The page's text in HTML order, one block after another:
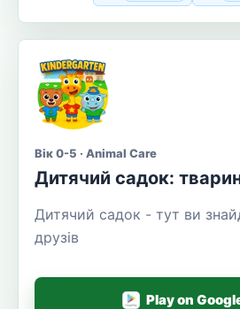
Вік 0-5 · Animal Care
Дитячий садок:
Дитячий садок - тут ви
друзів
Play on